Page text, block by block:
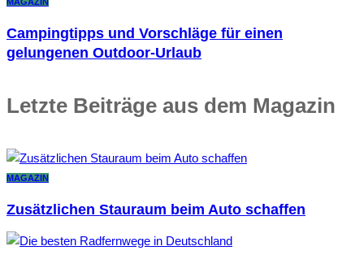
Campingtipps und Vorschläge für einen
gelungenen Outdoor-Urlaub
Letzte Beiträge aus dem Magazin
MAGAZIN
Zusätzlichen Stauraum beim Auto schaffen